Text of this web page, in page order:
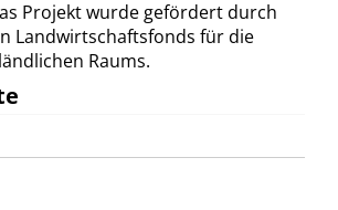
Projekt wurde gefördert durch
Landwirtschaftsfonds für die
Raums.